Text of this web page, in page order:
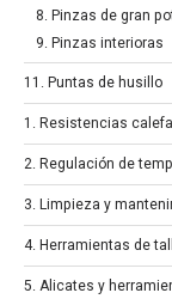
8. Pinzas de gran
9. Pinzas interioras
11. Puntas de husillo
1. Resistencias
2. Regulación de
3. Limpieza y
4. Herramientas de
5. Alicates y